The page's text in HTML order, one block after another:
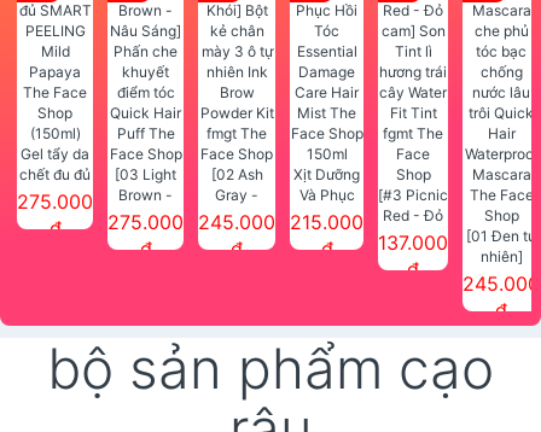
Gel tẩy da
chết đu đủ
SMART
PEELING
275.000
đ
[03 Light
Brown -
Nâu Sáng]
Phấn che
Face Shop
275.000
đ
[02 Ash
Gray -
Khói] Bột
kẻ chân
Face Shop
245.000
đ
Xịt Dưỡng
Và Phục
Hồi Tóc
Essential
150ml
215.000
đ
[#3 Picnic
Red - Đỏ
cam] Son
Face
Shop
137.000
đ
[01 Đen tự
nhiên]
Mascara
che phủ
nước lâu
trôi Quick
245.000
đ
bộ sản phẩm cạo